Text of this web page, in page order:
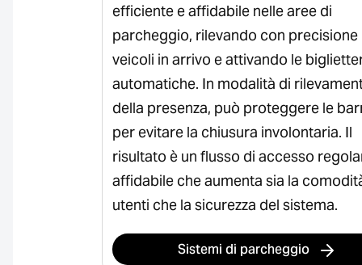
efficiente e affidabile nelle aree di
parcheggio, rilevando con precisione
veicoli in arrivo e attivando le
automatiche. In modalità di
della presenza, può proteggere le
per evitare la chiusura involontaria. Il
risultato è un flusso di accesso
affidabile che aumenta sia la
utenti che la sicurezza del sistema.
Sistemi di parcheggio